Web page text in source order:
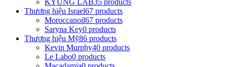
Thương hiệu Israel67 products
Moroccanoil67 products
Saryna Key0 products
Thương hiệu Mỹ86 products
Kevin Murphy40 products
Le Labo0 products